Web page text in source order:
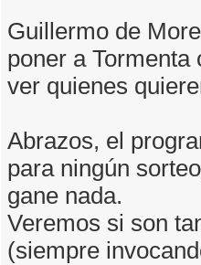
Guillermo de
poner a Tormenta
ver quienes
Abrazos, el
para ningún
gane nada.
Veremos si son
(siempre